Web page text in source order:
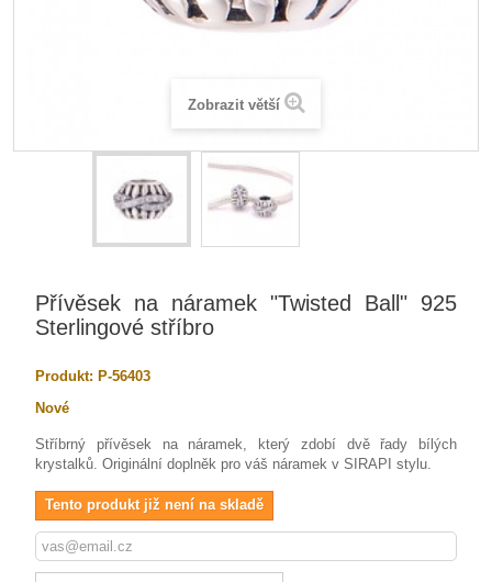
Zobrazit větší
Přívěsek na náramek "Twisted Ball" 925
Sterlingové stříbro
Produkt: P-56403
Nové
Stříbrný přívěsek na náramek, který zdobí dvě řady bílých
krystalků. Originální doplněk pro váš náramek v SIRAPI stylu.
Tento produkt již není na skladě